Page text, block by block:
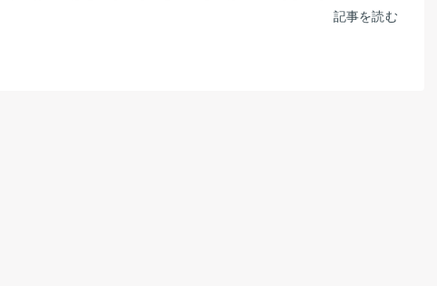
記事を読む